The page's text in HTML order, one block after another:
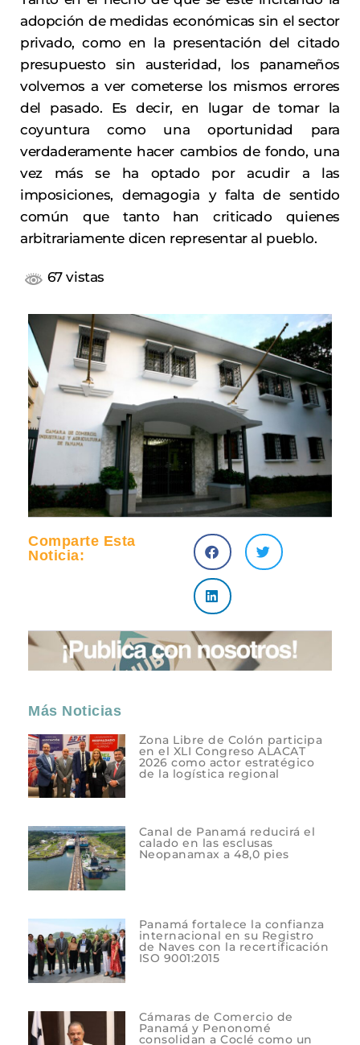
adopción de medidas económicas sin el sector
privado, como en la presentación del citado
presupuesto sin austeridad, los panameños
volvemos a ver cometerse los mismos errores
del pasado. Es decir, en lugar de tomar la
coyuntura como una oportunidad para
verdaderamente hacer cambios de fondo, una
vez más se ha optado por acudir a las
imposiciones, demagogia y falta de sentido
común que tanto han criticado quienes
arbitrariamente dicen representar al pueblo.
67 vistas
Comparte Esta
Noticia:
Más Noticias
Zona Libre de Colón participa
en el XLI Congreso ALACAT
2026 como actor estratégico
de la logística regional
Canal de Panamá reducirá el
calado en las esclusas
Neopanamax a 48,0 pies
Panamá fortalece la confianza
internacional en su Registro
de Naves con la recertificación
ISO 9001:2015
Cámaras de Comercio de
Panamá y Penonomé
consolidan a Coclé como un